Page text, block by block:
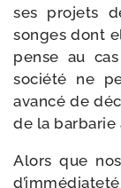
ses pro­jets
songes dont
pense au
socié­té ne
avan­cé de
de la bar­ba­rie
Alors que